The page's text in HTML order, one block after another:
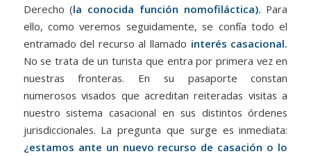
Derecho (la conocida función nomofiláctica). Para
ello, como veremos seguidamente, se confía todo el
entramado del recurso al llamado interés casacional.
No se trata de un turista que entra por primera vez en
nuestras fronteras. En su pasaporte constan
numerosos visados que acreditan reiteradas visitas a
nuestro sistema casacional en sus distintos órdenes
jurisdiccionales. La pregunta que surge es inmediata:
¿estamos ante un nuevo recurso de casación o lo